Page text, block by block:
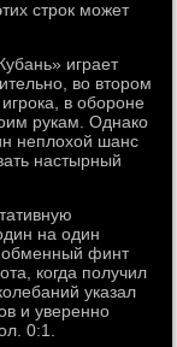
строк может
играет
во втором
в обороне
рукам. Однако
неплохой шанс
настырный
на один
обменный финт
когда получил
указал
и уверенно
0:1.